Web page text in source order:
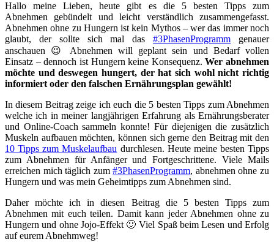
Hallo meine Lieben, heute gibt es die 5 besten Tipps zum
Abnehmen gebündelt und leicht verständlich zusammengefasst.
Abnehmen ohne zu Hungern ist kein Mythos – wer das immer noch
glaubt, der sollte sich mal das#3PhasenProgramm genauer
anschauen 😉 Abnehmen will geplant sein und Bedarf vollen
Einsatz – dennoch ist Hungern keine Konsequenz.Wer abnehmen
möchte und deswegen hungert, der hat sich wohl nicht richtig
informiert oder den falschen Ernährungsplan gewählt!
In diesem Beitrag zeige ich euch die 5 besten Tipps zum Abnehmen
welche ich in meiner langjährigen Erfahrung als Ernährungsberater
und Online-Coach sammeln konnte! Für diejenigen die zusätzlich
Muskeln aufbauen möchten, können sich gerne den Beitrag mit den
10 Tipps zum Muskelaufbau durchlesen. Heute meine besten Tipps
zum Abnehmen für Anfänger und Fortgeschrittene. Viele Mails
erreichen mich täglich zum#3PhasenProgramm, abnehmen ohne zu
Hungern und was mein Geheimtipps zum Abnehmen sind.
Daher möchte ich in diesen Beitrag die 5 besten Tipps zum
Abnehmen mit euch teilen. Damit kann jeder Abnehmen ohne zu
Hungern und ohne Jojo-Effekt 🙂 Viel Spaß beim Lesen und Erfolg
auf eurem Abnehmweg!